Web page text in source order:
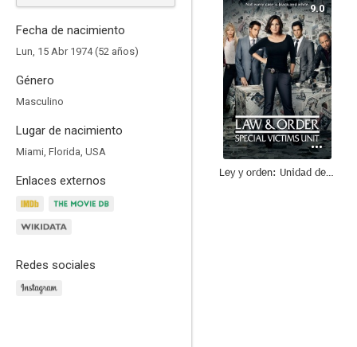
Fecha de nacimiento
Lun, 15 Abr 1974 (52 años)
Género
Masculino
Lugar de nacimiento
Miami, Florida, USA
Enlaces externos
Redes sociales
9.0
Ley y orden: Unidad de Víctimas Especiales